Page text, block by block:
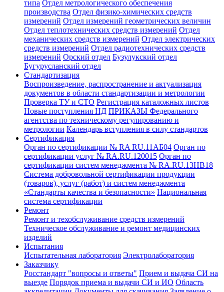
типа Отдел метрологического обеспечения
производства Отдел физико-химических средств
измерений Отдел измерений геометрических величин
Отдел теплотехнических средств измерений Отдел
механических средств измерений Отдел электрических
средств измерений Отдел радиотехнических средств
измерений Орский отдел Бузулукский отдел
Бугурусланский отдел
Стандартизация
Воспроизведение, распространение и актуализация
документов в области стандартизации и метрологии
Проверка ТУ и СТО Регистрация каталожных листов
Новые поступления НД ПРИКАЗЫ Федерального
агентства по техническому регулированию и
метрологии Календарь вступления в силу стандартов
Сертификация
Орган по сертификации № RA RU.11АБ04 Орган по
сертификации услуг № RA.RU.120015 Орган по
сертификации систем менеджмента № RA.RU.13HB18
Система добровольной сертификации продукции
(товаров), услуг (работ) и систем менеджмента
«Стандарты качества и безопасности» Национальная
система сертификации
Ремонт
Ремонт и техобслуживание средств измерений
Техническое обслуживание и ремонт медицинских
изделий
Испытания
Испытательная лаборатория Электролаборатория
Заказчику
Росстандарт "вопросы и ответы" Прием и выдача СИ на
выезде Порядок приема и выдачи СИ и ИО Область